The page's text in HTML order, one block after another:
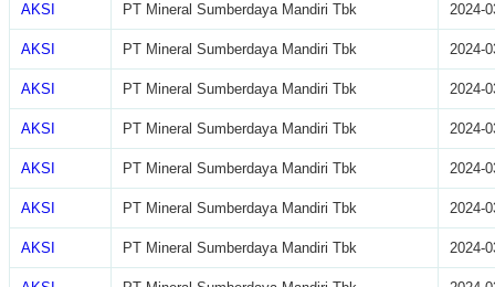
AKSI PT Mineral Sumberdaya Mandiri Tbk 2024-
AKSI PT Mineral Sumberdaya Mandiri Tbk 2024-
AKSI PT Mineral Sumberdaya Mandiri Tbk 2024-
AKSI PT Mineral Sumberdaya Mandiri Tbk 2024-
AKSI PT Mineral Sumberdaya Mandiri Tbk 2024-
AKSI PT Mineral Sumberdaya Mandiri Tbk 2024-
AKSI PT Mineral Sumberdaya Mandiri Tbk 2024-